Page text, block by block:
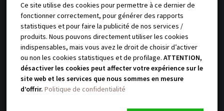
@yauque-company 2018 Site réalisé
par l’agenceTalacom/Mentions légales/Politique de confidentialité
Ce site utilise des cookies pour permettre à ce dernier de
fonctionner correctement, pour générer des rapports
statistiques et pour faire la publicité de nos services /
produits. Nous pouvons directement utiliser les cookies
indispensables, mais vous avez le droit de choisir d’activer
ou non les cookies statistiques et de profilage.ATTENTION,
désactiver les cookies peut affecter votre expérience sur le
site web et les services que nous sommes en mesure
d’offrir. Politique de confidentialité